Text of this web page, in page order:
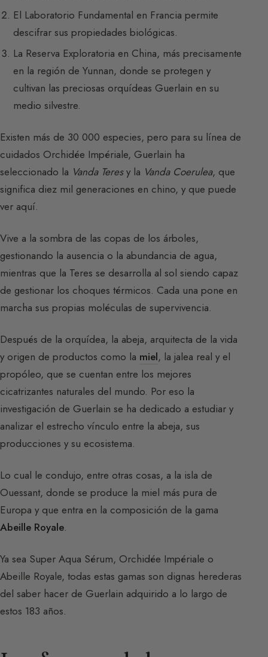
El Laboratorio Fundamental en Francia permite
descifrar sus propiedades biológicas.
La Reserva Exploratoria en China, más precisamente
en la región de Yunnan, donde se protegen y
cultivan las preciosas orquídeas Guerlain en su
medio silvestre.
Existen más de 30 000 especies, pero para su línea de
cuidados Orchidée Impériale, Guerlain ha
seleccionado la Vanda Teresy la Vanda Coerulea, que
significa diez mil generaciones en chino, y que puede
ver aquí.
Vive a la sombra de las copas de los árboles,
gestionando la ausencia o la abundancia de agua,
mientras que la Teres se desarrolla al sol siendo capaz
de gestionar los choques térmicos. Cada una pone en
marcha sus propias moléculas de supervivencia.
Después de la orquídea, la abeja, arquitecta de la vida
y origen de productos como la miel, la jalea real y el
propóleo, que se cuentan entre los mejores
cicatrizantes naturales del mundo. Por eso la
investigación de Guerlain se ha dedicado a estudiar y
analizar el estrecho vínculo entre la abeja, sus
producciones y su ecosistema.
Lo cual le condujo, entre otras cosas, a la isla de
Ouessant, donde se produce la miel más pura de
Europa y que entra en la composición de la gama
Abeille Royale.
Ya sea Super Aqua Sérum, Orchidée Impériale o
Abeille Royale, todas estas gamas son dignas herederas
del saber hacer de Guerlain adquirido a lo largo de
estos 183 años.